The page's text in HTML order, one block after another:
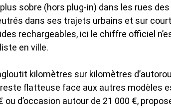
sobre (hors plug-in) dans les rues
dans ses trajets urbains et sur
rechargeables, ici le chiffre officiel
en ville.
kilomètres sur kilomètres
flatteuse face aux autres modèles
ou d’occasion autour de 21 000 €,